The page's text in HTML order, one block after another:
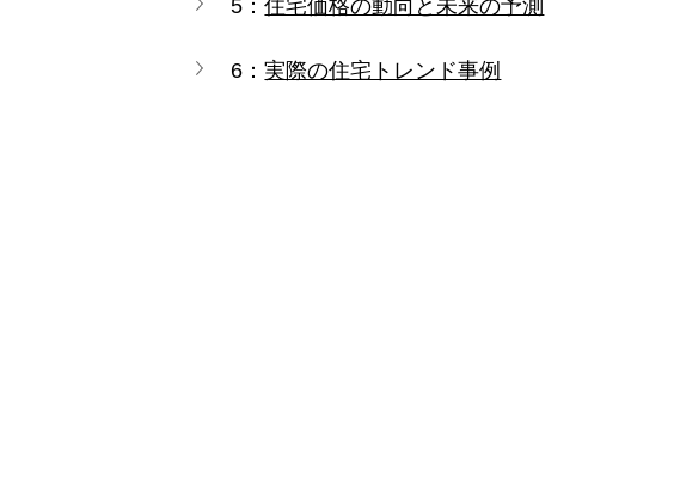
5：住宅価格の動向と未来の予測
6：実際の住宅トレンド事例